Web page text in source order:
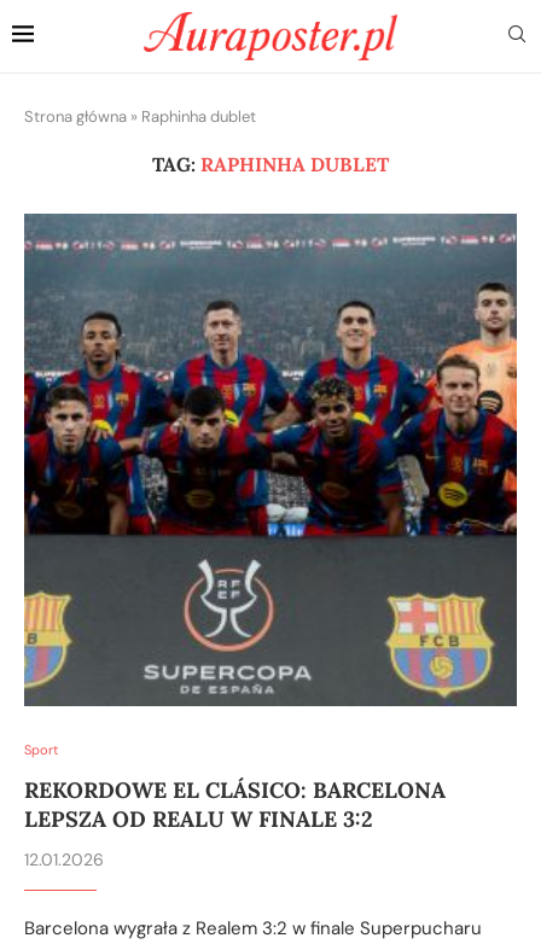
Strona główna » Raphinha dublet
TAG: RAPHINHA DUBLET
Sport
REKORDOWE EL CLÁSICO: BARCELONA
LEPSZA OD REALU W FINALE 3:2
12.01.2026
Barcelona wygrała z Realem 3:2 w finale Superpucharu